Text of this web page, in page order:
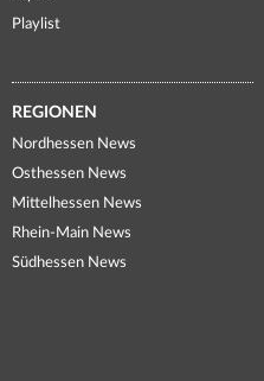
Playlist
REGIONEN
Nordhessen News
Osthessen News
Mittelhessen News
Rhein-Main News
Südhessen News